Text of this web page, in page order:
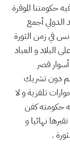
الموقرة
أجمع
في زمن الثورة
البلاد و العباد
قصر
دون تشريك
تلفزية و لا
حكومته كفن
نهائيا و
.